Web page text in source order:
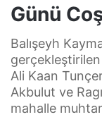
Günü
Balışeyh
gerçekleştirilen
Ali Kaan
Akbulut ve
mahalle